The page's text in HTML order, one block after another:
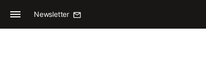
Newsletter